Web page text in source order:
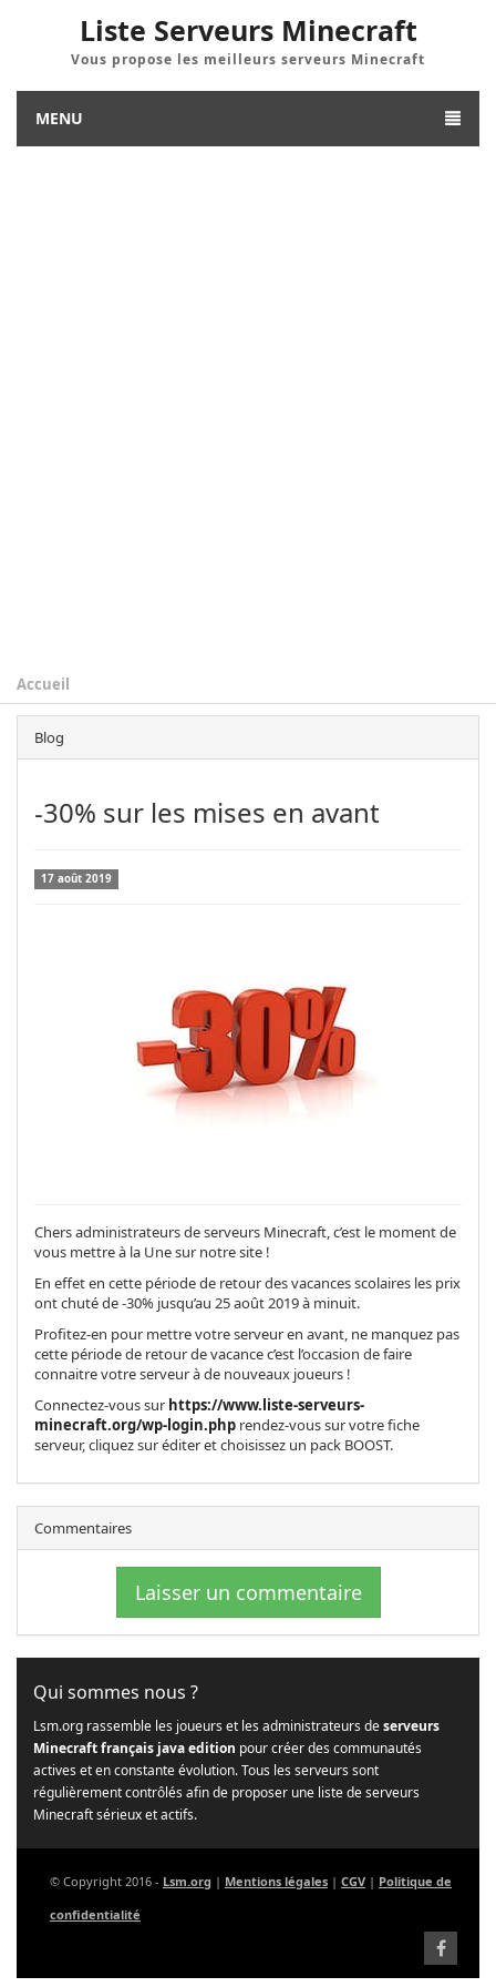
Liste Serveurs Minecraft
Vous propose les meilleurs serveurs Minecraft
MENU
Accueil
Blog
-30% sur les mises en avant
17 août 2019
Chers administrateurs de serveurs Minecraft, c’est le moment de
vous mettre à la Une sur notre site !
En effet en cette période de retour des vacances scolaires les prix
ont chuté de -30% jusqu’au 25 août 2019 à minuit.
Profitez-en pour mettre votre serveur en avant, ne manquez pas
cette période de retour de vacance c’est l’occasion de faire
connaitre votre serveur à de nouveaux joueurs !
Connectez-vous sur https://www.liste-serveurs-
minecraft.org/wp-login.php rendez-vous sur votre fiche
serveur, cliquez sur éditer et choisissez un pack BOOST.
Commentaires
Laisser un commentaire
Qui sommes nous ?
Lsm.org rassemble les joueurs et les administrateurs deserveurs
Minecraft français java edition pour créer des communautés
actives et en constante évolution. Tous les serveurs sont
régulièrement contrôlés afin de proposer une liste de serveurs
Minecraft sérieux et actifs.
© Copyright 2016 - Lsm.org | Mentions légales | CGV | Politique de
confidentialité